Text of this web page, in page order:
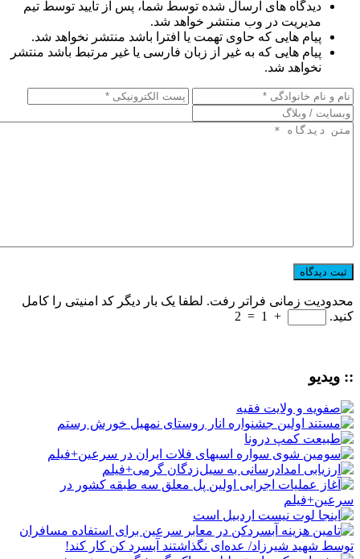
دیدگاه های ارسال شده توسط شما، پس از تایید توسط تیم
مدیریت در وب منتشر خواهد شد.
پیام هایی که حاوی تهمت یا افترا باشد منتشر نخواهد شد.
پیام هایی که به غیر از زبان فارسی یا غیر مرتبط باشد منتشر
نخواهد شد.
محدودیت زمانی فراتر رفت. لطفا یک بار دیگر کد امنیتی را کامل
کنید.
+
1
=
2
:: ویدیو